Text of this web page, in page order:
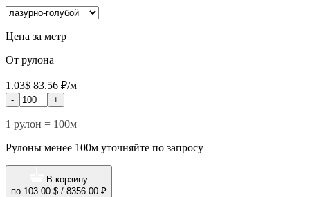
Цена за метр
От рулона
1.03$ 83.56 ₽/м
- +
1 рулон = 100м
Рулоны менее 100м уточняйте по запросу
В корзину
по 103.00 $ / 8356.00 ₽